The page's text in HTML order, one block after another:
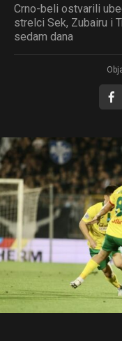
Crno-beli ostvarili
strelci Sek, Zubairu i
sedam dana